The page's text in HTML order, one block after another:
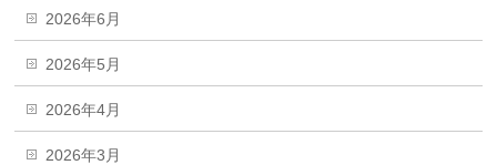
2026年6月
2026年5月
2026年4月
2026年3月